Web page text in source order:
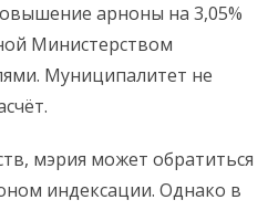
арноны на 3,05%
Министерством
Муниципалитет не
мэрия может обратиться
индексации. Однако в